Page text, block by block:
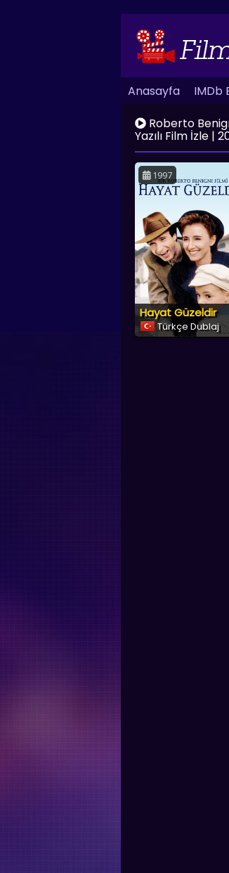
Anasayfa IMDb
Roberto
Yazılı Film İzle |
1997
Hayat Güzeldir
Türkçe Dublaj